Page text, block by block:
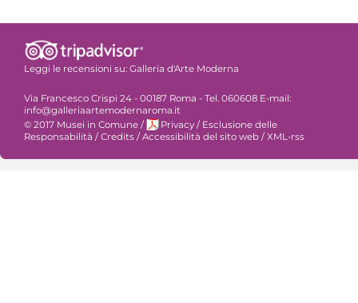
Leggi le recensioni su: Galleria d'Arte Moderna
Via Francesco Crispi 24 - 00187 Roma - Tel. 060608 E-mail:
info@galleriaartemodernaroma.it
© 2017 Musei in Comune / Privacy / Esclusione delle
Responsabilità /Credits /Accessibilità del sito web /XML-rss